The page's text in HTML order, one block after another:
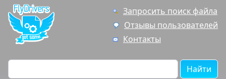
Запросить поиск файла
Отзывы пользователей
Контакты
Найти